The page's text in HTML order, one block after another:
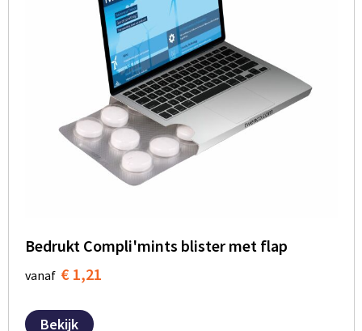
Bedrukt Compli'mints blister met flap
vanaf € 1,21
Bekijk